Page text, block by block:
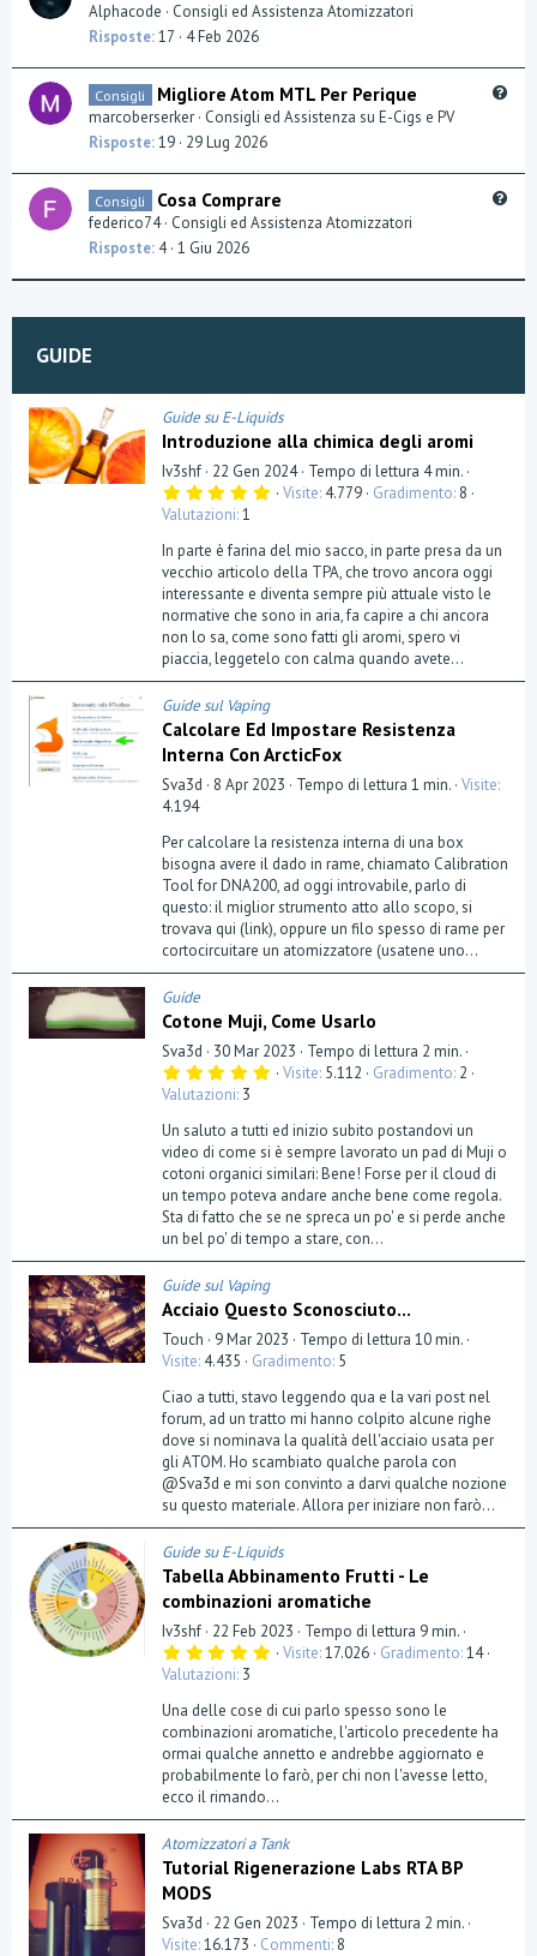
Alphacode
Consigli ed Assistenza Atomizzatori
Risposte 17 4 Feb 2026
Consigli Migliore Atom MTL Per Perique
marcoberserker Consigli ed Assistenza su E-Cigs e PV
Risposte 19 29 Lug 2026
t
Consigli Cosa Comprare
federico74 Consigli ed Assistenza Atomizzatori
Risposte 4 1 Giu 2026
GUIDE
Guide su E-Liquids
Introduzione alla chimica degli aromi
Iv3shf 22 Gen 2024 Tempo di lettura 4 min.
5
0
s
t
e
l
l
a
(
e
)
Visite 4.779 Gradimento 8
Valutazioni 1
In parte è farina del mio sacco, in parte presa da un
vecchio articolo della TPA, che trovo ancora oggi
interessante e diventa sempre più attuale visto le
normative che sono in aria, fa capire a chi ancora
non lo sa, come sono fatti gli aromi, spero vi
piaccia, leggetelo con calma quando avete...
Guide sul Vaping
Calcolare Ed Impostare Resistenza
Interna Con ArcticFox
Sva3d 8 Apr 2023 Tempo di lettura 1 min. Visite
4.194
Per calcolare la resistenza interna di una box
bisogna avere il dado in rame, chiamato Calibration
Tool for DNA200, ad oggi introvabile, parlo di
questo: il miglior strumento atto allo scopo, si
trovava qui (link), oppure un filo spesso di rame per
cortocircuitare un atomizzatore (usatene uno...
Guide
Cotone Muji, Come Usarlo
Sva3d 30 Mar 2023
Tempo di lettura 2 min.
5
s
e
l
l
a
(
e
)
Visite 5.112 Gradimento 2
Valutazioni 3
Un saluto a tutti ed inizio subito postandovi un
video di come si è sempre lavorato un pad di Muji o
cotoni organici similari: Bene! Forse per il cloud di
un tempo poteva andare anche bene come regola.
Sta di fatto che se ne spreca un po' e si perde anche
un bel po' di tempo a stare, con...
Guide sul Vaping
Acciaio Questo Sconosciuto...
Touch 9 Mar 2023
Tempo di lettura 10 min.
Visite 4.435 Gradimento 5
Ciao a tutti, stavo leggendo qua e la vari post nel
forum, ad un tratto mi hanno colpito alcune righe
dove si nominava la qualità dell'acciaio usata per
gli ATOM. Ho scambiato qualche parola con
@Sva3d e mi son convinto a darvi qualche nozione
su questo materiale. Allora per iniziare non farò...
Guide su E-Liquids
Tabella Abbinamento Frutti - Le
combinazioni aromatiche
Iv3shf 22 Feb 2023
Tempo di lettura 9 min.
5
0
s
t
e
l
l
(
e
)
Visite 17.026 Gradimento 14
Valutazioni 3
Una delle cose di cui parlo spesso sono le
combinazioni aromatiche, l'articolo precedente ha
ormai qualche annetto e andrebbe aggiornato e
probabilmente lo farò, per chi non l'avesse letto,
ecco il rimando...
Atomizzatori a Tank
Tutorial Rigenerazione Labs RTA BP
MODS
Sva3d 22 Gen 2023
Tempo di lettura 2 min.
Visite 16.173 Commenti 8